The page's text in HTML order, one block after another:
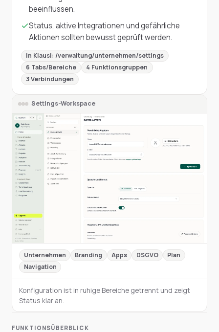
beeinflussen.
Status, aktive Integrationen und gefährliche
Aktionen sollten bewusst geprüft werden.
In Klausi: /verwaltung/unternehmen/settings
6 Tabs/Bereiche 4 Funktionsgruppen
3Verbindungen
Settings-Workspace
Unternehmen Branding Apps DSGVO
Plan
Navigation
Konfiguration ist in ruhige Bereiche getrennt und zeigt
Status klar an.
FUNKTIONSÜBERBLICK